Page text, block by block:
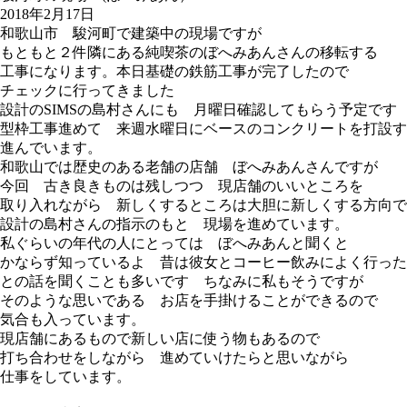
2018年2月17日
和歌山市 駿河町で建築中の現場ですが
もともと２件隣にある純喫茶のぼへみあんさんの移転する
工事になります。本日基礎の鉄筋工事が完了したので
チェックに行ってきました
設計のSIMSの島村さんにも 月曜日確認してもらう予定です
型枠工事進めて 来週水曜日にベースのコンクリートを打設
進んでいます。
和歌山では歴史のある老舗の店舗 ぼへみあんさんですが
今回 古き良きものは残しつつ 現店舗のいいところを
取り入れながら 新しくするところは大胆に新しくする方向で
設計の島村さんの指示のもと 現場を進めています。
私ぐらいの年代の人にとっては ぼへみあんと聞くと
かならず知っているよ 昔は彼女とコーヒー飲みによく行った
との話を聞くことも多いです ちなみに私もそうですが
そのような思いである お店を手掛けることができるので
気合も入っています。
現店舗にあるもので新しい店に使う物もあるので
打ち合わせをしながら 進めていけたらと思いながら
仕事をしています。